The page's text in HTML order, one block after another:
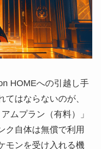
HOMEへの引越し手
はならないのが、
ムプラン（有料）」
ク自体は無償で利用
モンを受け入れる機